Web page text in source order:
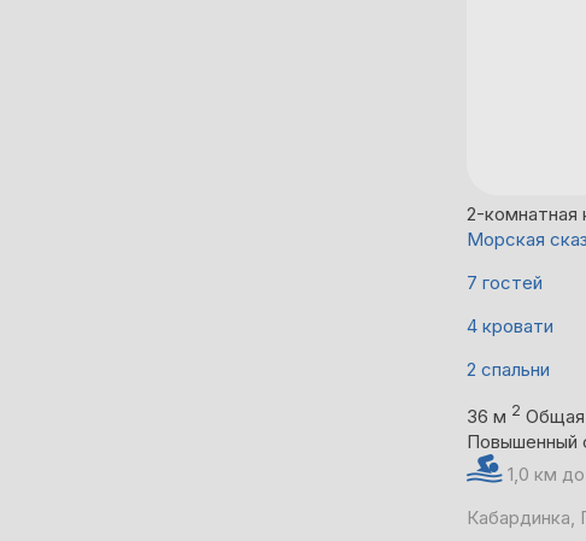
2-комнатная
Морская
7 гостей
4 кровати
2 спальни
36 м 2
Повышенный
1,0 км
Кабардинка,